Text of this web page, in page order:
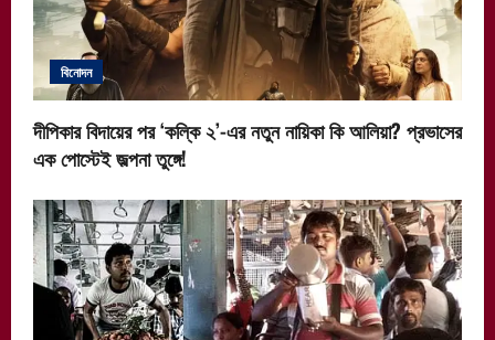
বিনোদন
দীপিকার বিদায়ের পর ‘কল্কি ২’-এর নতুন নায়িকা কি আলিয়া? প্রভাসের
এক পোস্টেই জল্পনা তুঙ্গে!